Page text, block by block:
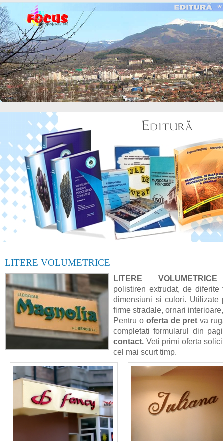
LITERE VOLUMETRICE
LITERE VOLUMETRICE
polistiren extrudat, de diferite
dimensiuni si culori. Utilizate
firme stradale, ornari
Pentru o oferta de pretva
completati formularul din
contact. Veti primi oferta
cel mai scurt timp.